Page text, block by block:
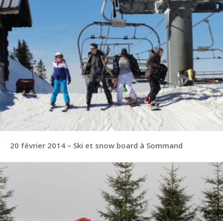
20 février 2014 – Ski et snow board à Sommand